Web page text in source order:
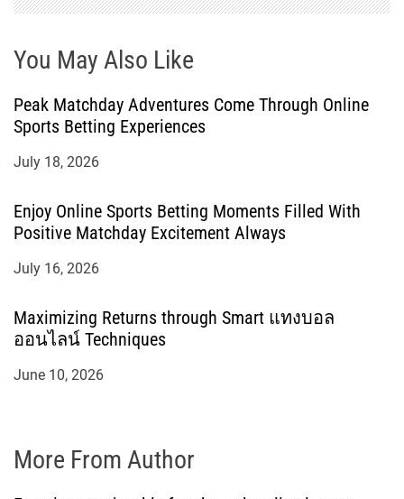
You May Also Like
Peak Matchday Adventures Come Through Online
Sports Betting Experiences
July 18, 2026
Enjoy Online Sports Betting Moments Filled With
Positive Matchday Excitement Always
July 16, 2026
Maximizing Returns through Smart แทงบอล
ออนไลน์ Techniques
June 10, 2026
More From Author